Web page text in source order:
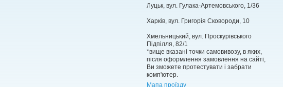
Луцьк, вул. Гулака-Артемовського, 1/36
Харків, вул. Григорія Сковороди, 10
Хмельницький, вул. Проскурівського
Підпілля, 82/1
*вище вказані точки самовивозу, в яких,
після оформлення замовлення на сайті,
Ви зможете протестувати і забрати
комп'ютер.
Мапа проїзду